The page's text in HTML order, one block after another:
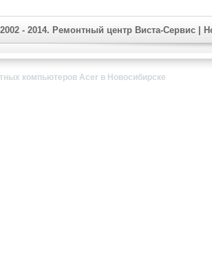
- 2014. Ремонтный центр Виста-Сервис |
компьютеров Acer в Новосибирске